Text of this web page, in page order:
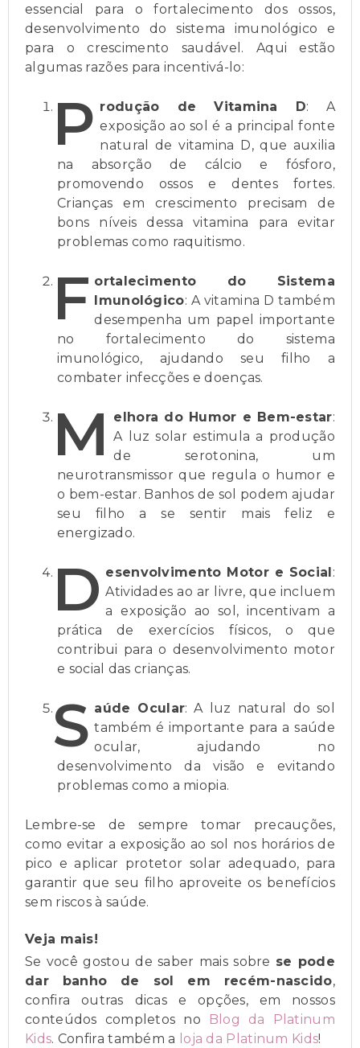
essencial para o fortalecimento dos ossos,
desenvolvimento do sistema imunológico e
para o crescimento saudável. Aqui estão
algumas razões para incentivá-lo:
P rodução de Vitamina D: A
exposição ao sol é a principal fonte
natural de vitamina D, que auxilia
na absorção de cálcio e fósforo,
promovendo ossos e dentes fortes.
Crianças em crescimento precisam de
bons níveis dessa vitamina para evitar
problemas como raquitismo.
F ortalecimento do Sistema
Imunológico: A vitamina D também
desempenha um papel importante
no fortalecimento do sistema
imunológico, ajudando seu filho a
combater infecções e doenças.
M elhora do Humor e Bem-estar:
A luz solar estimula a produção
de serotonina, um
neurotransmissor que regula o humor e
o bem-estar. Banhos de sol podem ajudar
seu filho a se sentir mais feliz e
energizado.
D esenvolvimento Motor e Social:
Atividades ao ar livre, que incluem
a exposição ao sol, incentivam a
prática de exercícios físicos, o que
contribui para o desenvolvimento motor
e social das crianças.
S aúde Ocular: A luz natural do sol
também é importante para a saúde
ocular, ajudando no
desenvolvimento da visão e evitando
problemas como a miopia.
Lembre-se de sempre tomar precauções,
como evitar a exposição ao sol nos horários de
pico e aplicar protetor solar adequado, para
garantir que seu filho aproveite os benefícios
sem riscos à saúde.
Veja mais!
Se você gostou de saber mais sobre se pode
dar banho de sol em recém-nascido,
confira outras dicas e opções, em nossos
conteúdos completos no
Blog da Platinum
Kids. Confira também a loja da Platinum Kids!